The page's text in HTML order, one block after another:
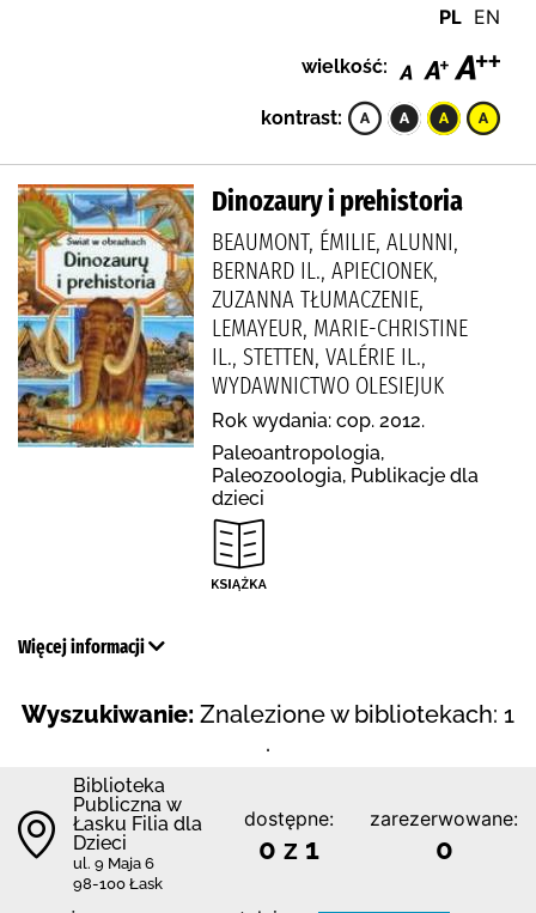
PL EN
wielkość:
kontrast:
Dinozaury i prehistoria
BEAUMONT, ÉMILIE, ALUNNI,
BERNARD IL., APIECIONEK,
ZUZANNA TŁUMACZENIE,
LEMAYEUR, MARIE-CHRISTINE
IL., STETTEN, VALÉRIE IL.,
WYDAWNICTWO OLESIEJUK
Rok wydania: cop. 2012.
Paleoantropologia,
Paleozoologia, Publikacje dla
dzieci
Więcej informacji
Wyszukiwanie: Znalezione w bibliotekach: 1
.
Biblioteka
Publiczna w
Łasku Filia dla
Dzieci
ul. 9 Maja 6
98-100 Łask
dostępne:
0 z 1
zarezerwowane:
0